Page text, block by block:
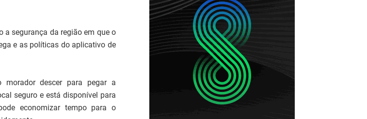
a segurança da região em que o
e as políticas do aplicativo de
morador descer para pegar a
seguro e está disponível para
economizar tempo para o